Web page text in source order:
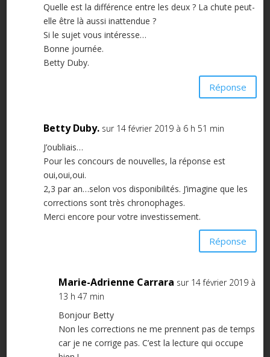
Quelle est la différence entre les deux ? La chute peut-
elle être là aussi inattendue ?
Si le sujet vous intéresse…
Bonne journée.
Betty Duby.
Réponse
Betty Duby. sur 14 février 2019 à 6 h 51 min
J’oubliais…
Pour les concours de nouvelles, la réponse est
oui,oui,oui.
2,3 par an…selon vos disponibilités. J’imagine que les
corrections sont très chronophages.
Merci encore pour votre investissement.
Réponse
Marie-Adrienne Carrara sur 14 février 2019 à
13 h 47 min
Bonjour Betty
Non les corrections ne me prennent pas de temps
car je ne corrige pas. C’est la lecture qui occupe